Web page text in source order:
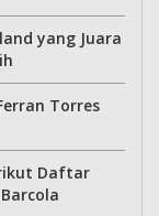
yang Juara
Torres
Daftar